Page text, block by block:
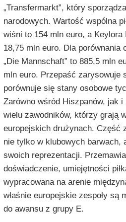
„Transfermarkt”, który
narodowych. Wartość wspólna
wiśni to 154 mln euro, a Keylora
18,75 mln euro. Dla porównania
„Die Mannschaft” to 885,5 mln
mln euro. Przepaść zarysowuje
porównuje się stany osobowe
Zarówno wśród Hiszpanów, jak
wielu zawodników, którzy grają
europejskich drużynach. Część
nie tylko w klubowych barwach,
swoich reprezentacji.
doświadczenie, umiejętności
wypracowana na arenie
właśnie europejskie zespoły są
do awansu z grupy E.